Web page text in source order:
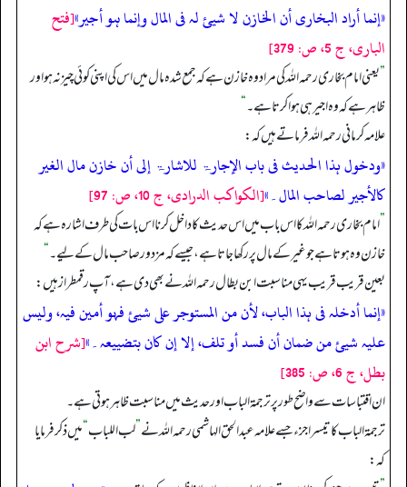
«إنما أراد البخاری أن الخازن لا شیئ لہ فى المال وإنما ہو أجیر»[فتح
الباری، ج 5، ص: 379]
”یعنی امام بخاری رحمہ اللہ کی مراد وہ خازن ہے کہ جمع شدہ مال میں اس کی اپنی کوئی چیز نہ ہو اور
ظاہر ہے کہ وہ اجیر ہی ہوا کرتا ہے۔“
علامہ کرمانی رحمہ اللہ فرماتے ہیں کہ:
«ودخول ہذا الحدیث فى باب الإجارۃ للاشارۃ إلى أن خازن مال الغیر
کالأجیر لصاحب المال۔»[الکواکب الدرادی، ج 10، ص: 97]
”امام بخاری رحمہ اللہ کا اس باب میں اس حدیث کا داخل کرنا اس بات کی طرف اشارہ ہے کہ
خازن وہ ہوتا ہے جو غیر کے مال پر رکھا جاتا ہے، جیسے کہ مزدور صاحب مال کے لیے۔“
بعین قریب قریب یہی مناسبت ابن بطال رحمہ اللہ نے بھی دی ہے، آپ رقمطراز ہیں:
«إنما أدخلہ فى ہذا الباب، لأن من المستوجر على شیئ فہو أمین فیہ، ولیس
علیہ شیئ من ضمان أن فسد أو تلف، إلا إن کان بتضییعہ۔»[شرح ابن
بطل، ج 6، ص: 385]
ان اقتباسات سے واضح طور پر ترجمۃ الباب اور حدیث میں مناسبت ظاہر ہوتی ہے۔
ترجمۃ الباب کا تیسرا جزء جسے علامہ عبدالحق الہاشمی رحمہ اللہ نے”لب اللباب“میں ذکر فرمایا
کہ: